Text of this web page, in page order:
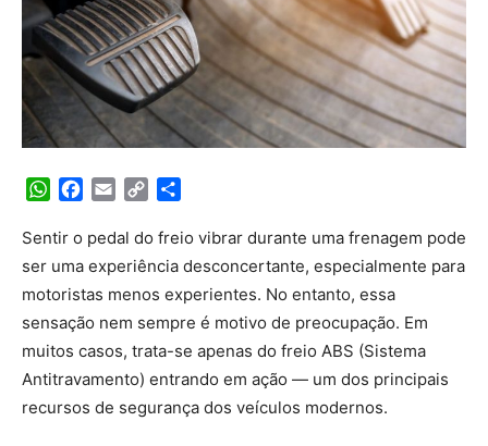
WhatsApp
Facebook
Email Copy
Sentir o pedal do freio vibrar durante uma frenagem pode
ser uma experiência desconcertante, especialmente para
motoristas menos experientes. No entanto, essa
sensação nem sempre é motivo de preocupação. Em
muitos casos, trata-se apenas do freio ABS (Sistema
Antitravamento) entrando em ação — um dos principais
recursos de segurança dos veículos modernos.